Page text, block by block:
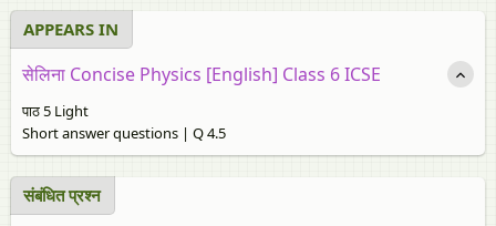
APPEARS IN
सेलिना Concise Physics [English] Class 6 ICSE
पाठ 5 Light
Short answer questions | Q 4.5
संबंधित प्रश्‍न